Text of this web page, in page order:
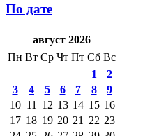
По дате
август 2026
Пн Вт Ср Чт Пт Сб Вс
1
2
3
4 5 6 7 8
9
10 11 12 13 14 15 16
17 18 19 20 21 22 23